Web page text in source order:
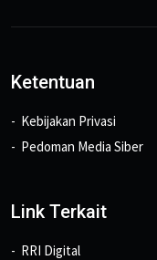
Ketentuan
Kebijakan Privasi
Pedoman Media Siber
Link Terkait
RRI Digital